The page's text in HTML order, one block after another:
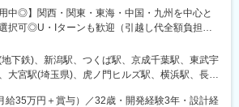
一丁目駅、ＪＲ難波駅、観月橋駅、海老江駅、中
駅、甘木駅(甘木鉄道線)、住之江公園駅、上前津
平沼橋駅、国道駅、蒔田駅、赤羽岩淵駅、セン
公園駅、本笠寺駅、自由ケ丘駅(愛知県)、出島
あおば通駅、新千葉駅、神谷町駅、新高島駅、
駅、名鉄名古屋駅、梅田駅(地下鉄)、富山駅、京
宮駅、西川緑道公園駅、銀山町駅、西鉄福岡
中◎】関西・関東・東海・中国・九州を中心と
択可◎U・Iターンも歓迎（引越し代全額負担な
◎プロジェクトにより、一部完全在宅／リモー
。■関西エリア（大阪、京都、兵庫、奈良、和歌
リア（東京、神奈川、千葉、埼玉、栃木、つく
山など）■九州エリア（福岡、熊本など）のプロ
下鉄)、新潟駅、つくば駅、京成千葉駅、東武宇
大宮駅(埼玉県)、虎ノ門ヒルズ駅、横浜駅、長野
社前駅、烏丸駅、三宮駅(神戸新交通)、山陽姫
給35万円＋賞与）／32歳・開発経験3年・設計経